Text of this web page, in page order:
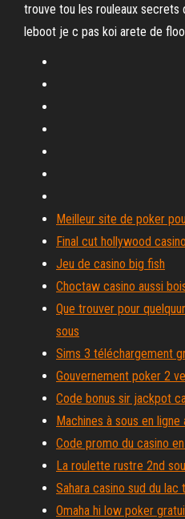
trouve tou les rouleaux secrets
leboot je c pas koi arete de
Meilleur site de poker
Final cut hollywood
Jeu de casino big fish
Choctaw casino aussi
Que trouver pour
sous
Sims 3 téléchargement
Gouvernement poker 2
Code bonus sir jackpot
Machines à sous en
Code promo du casino
La roulette rustre 2nd
Sahara casino sud du lac
Omaha hi low poker